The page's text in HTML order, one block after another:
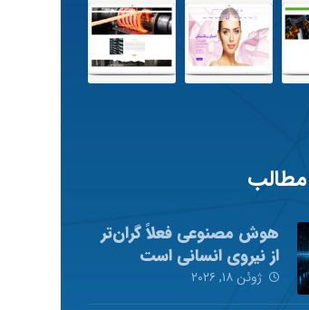
هوش مصنوعی فعلاً گران‌تر
از نیروی انسانی است
ژوئن ۱۸, ۲۰۲۶